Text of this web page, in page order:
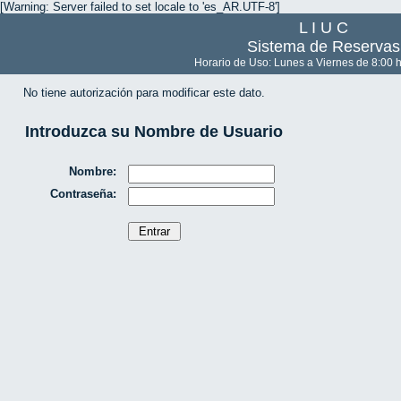
[Warning: Server failed to set locale to 'es_AR.UTF-8']
L I U C
Sistema de Reservas
Horario de Uso: Lunes a Viernes de 8:00
No tiene autorización para modificar este dato.
Introduzca su Nombre de Usuario
Nombre:
Contraseña: